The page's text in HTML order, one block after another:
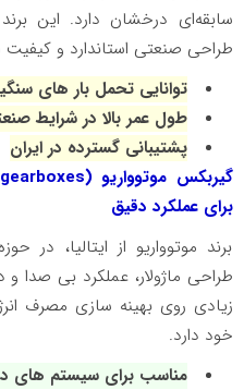
سابقه‌ای درخشان دارد. این
طراحی صنعتی استاندارد و
توانایی تحمل بار های
طول عمر بالا در شرایط
پشتیبانی گسترده در ایران
گیربکس موتوواریو (
برای عملکرد دقیق
برند موتوواریو از ایتالیا،
طراحی ماژولار، عملکرد بی‌ صدا و
زیادی روی بهینه‌ سازی مصرف
خود دارد.
مناسب برای سیستم‌